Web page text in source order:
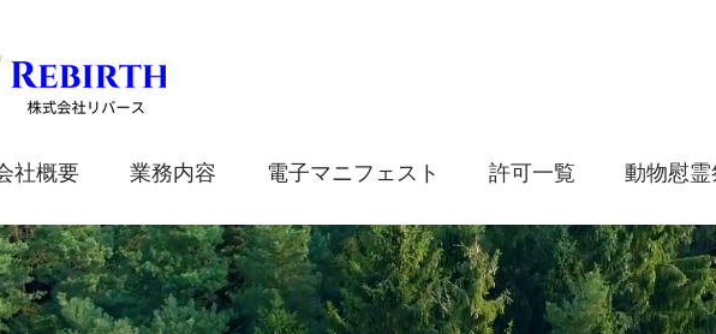
社概要 業務内容 電子マニフェスト 許可一覧 動物慰霊